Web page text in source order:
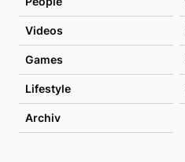
Videos
Games
Lifestyle
Archiv